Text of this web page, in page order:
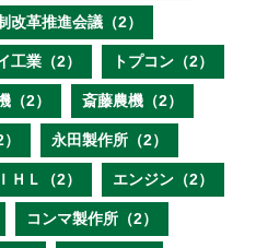
改革推進会議（2）
工業（2） トプコン（2）
（2） 斎藤農機（2）
永田製作所（2）
ＨＬ（2） エンジン（2）
コンマ製作所（2）